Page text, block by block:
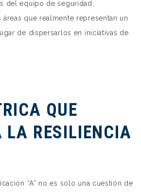
del equipo de seguridad,
que realmente representan un
de dispersarlos en iniciativas de
QUE
LA RESILIENCIA
“A” no es solo una cuestión de